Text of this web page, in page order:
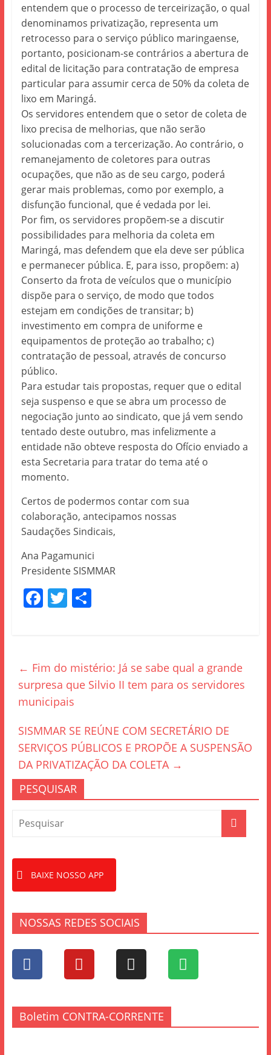
entendem que o processo de terceirização, o qual
denominamos privatização, representa um
retrocesso para o serviço público maringaense,
portanto, posicionam-se contrários a abertura de
edital de licitação para contratação de empresa
particular para assumir cerca de 50% da coleta de
lixo em Maringá.
Os servidores entendem que o setor de coleta de
lixo precisa de melhorias, que não serão
solucionadas com a tercerização. Ao contrário, o
remanejamento de coletores para outras
ocupações, que não as de seu cargo, poderá
gerar mais problemas, como por exemplo, a
disfunção funcional, que é vedada por lei.
Por fim, os servidores propõem-se a discutir
possibilidades para melhoria da coleta em
Maringá, mas defendem que ela deve ser pública
e permanecer pública. E, para isso, propõem: a)
Conserto da frota de veículos que o município
dispõe para o serviço, de modo que todos
estejam em condições de transitar; b)
investimento em compra de uniforme e
equipamentos de proteção ao trabalho; c)
contratação de pessoal, através de concurso
público.
Para estudar tais propostas, requer que o edital
seja suspenso e que se abra um processo de
negociação junto ao sindicato, que já vem sendo
tentado deste outubro, mas infelizmente a
entidade não obteve resposta do Ofício enviado a
esta Secretaria para tratar do tema até o
momento.
Certos de podermos contar com sua
colaboração, antecipamos nossas
Saudações Sindicais,
Ana Pagamunici
Presidente SISMMAR
F
b
o
o
k
T S
← Fim do mistério: Já se sabe qual a grande
surpresa que Silvio II tem para os servidores
municipais
SISMMAR SE REÚNE COM SECRETÁRIO DE
SERVIÇOS PÚBLICOS E PROPÕE A SUSPENSÃO
DA PRIVATIZAÇÃO DA COLETA →
PESQUISAR
BAIXE NOSSO APP
NOSSAS REDES SOCIAIS
Boletim CONTRA-CORRENTE